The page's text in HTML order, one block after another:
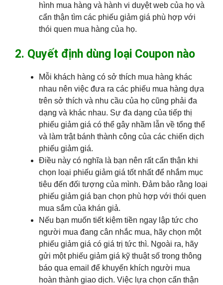
hình mua hàng và hành vi duyệt web của họ và
cẩn thận tìm các phiếu giảm giá phù hợp với
thói quen mua hàng của họ.
2. Quyết định dùng loại Coupon nào
Mỗi khách hàng có sở thích mua hàng khác
nhau nên việc đưa ra các phiếu mua hàng dựa
trên sở thích và nhu cầu của họ cũng phải đa
dạng và khác nhau. Sự đa dạng của tiếp thị
phiếu giảm giá có thể gây nhầm lẫn về tổng thể
và làm trật bánh thành công của các chiến dịch
phiếu giảm giá.
Điều này có nghĩa là bạn nên rất cẩn thận khi
chọn loại phiếu giảm giá tốt nhất để nhắm mục
tiêu đến đối tượng của mình. Đảm bảo rằng loại
phiếu giảm giá bạn chọn phù hợp với thói quen
mua sắm của khán giả.
Nếu bạn muốn tiết kiệm tiền ngay lập tức cho
người mua đang cân nhắc mua, hãy chọn một
phiếu giảm giá có giá trị tức thì. Ngoài ra, hãy
gửi một phiếu giảm giá kỹ thuật số trong thông
báo qua email để khuyến khích người mua
hoàn thành giao dịch. Việc lựa chọn cẩn thận